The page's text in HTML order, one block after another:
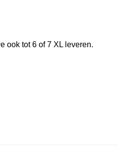
ook tot 6 of 7 XL leveren.